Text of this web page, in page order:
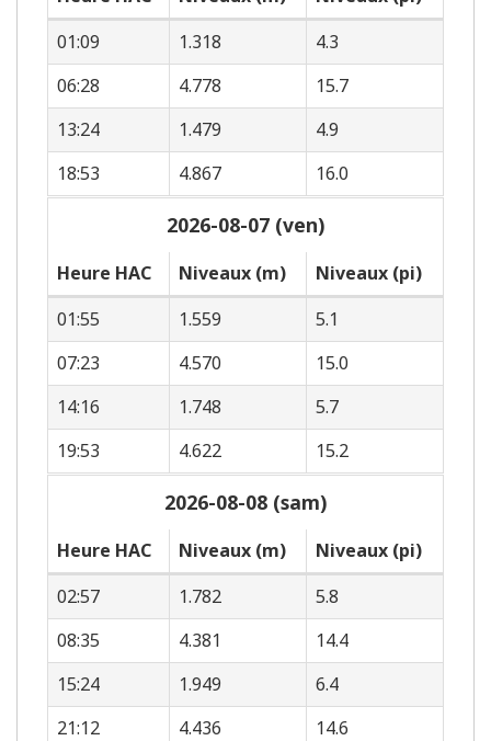
01:09
1.318
4.3
06:28
4.778
15.7
13:24
1.479
4.9
18:53
4.867 16.0
2026-08-07 (ven)
Heure HAC Niveaux (m)
Niveaux (pi)
01:55
1.559
5.1
07:23
4.570
15.0
14:16
1.748
5.7
19:53
4.622 15.2
2026-08-08 (sam)
Heure HAC Niveaux (m)
Niveaux (pi)
02:57
1.782
5.8
08:35
4.381
14.4
15:24
1.949
6.4
21:12
4.436 14.6